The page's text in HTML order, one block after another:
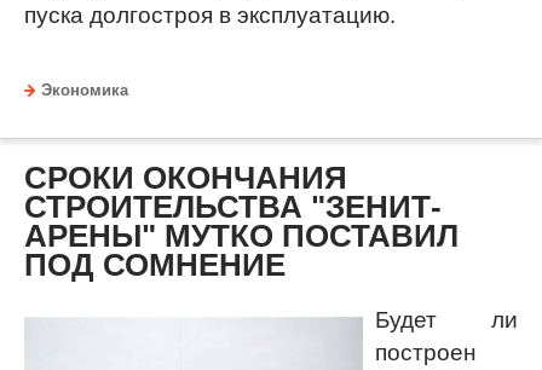
пуска долгостроя в эксплуатацию.
Экономика
СРОКИ ОКОНЧАНИЯ
СТРОИТЕЛЬСТВА "ЗЕНИТ-
АРЕНЫ" МУТКО ПОСТАВИЛ
ПОД СОМНЕНИЕ
Будет ли
построен